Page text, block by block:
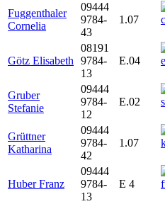
Fuggenthaler
Cornelia
09444
9784-
43
1.07
Götz Elisabeth
08191
9784-
13
E.04
Gruber
Stefanie
09444
9784-
12
E.02
Grüttner
Katharina
09444
9784-
42
1.07
Huber Franz
09444
9784-
13
E 4